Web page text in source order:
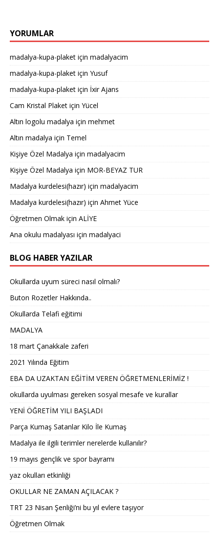
YORUMLAR
madalya-kupa-plaket için madalyacim
madalya-kupa-plaket için Yusuf
madalya-kupa-plaket için İxir Ajans
Cam Kristal Plaket için Yücel
Altın logolu madalya için mehmet
Altın madalya için Temel
Kişiye Özel Madalya için madalyacim
Kişiye Özel Madalya için MOR-BEYAZ TUR
Madalya kurdelesi(hazır) için madalyacim
Madalya kurdelesi(hazır) için Ahmet Yüce
Öğretmen Olmak için ALİYE
Ana okulu madalyası için madalyaci
BLOG HABER YAZILAR
Okullarda uyum süreci nasıl olmalı?
Buton Rozetler Hakkında..
Okullarda Telafi eğitimi
MADALYA
18 mart Çanakkale zaferi
2021 Yılında Eğitim
EBA DA UZAKTAN EĞİTİM VEREN ÖĞRETMENLERİMİZ !
okullarda uyulması gereken sosyal mesafe ve kurallar
YENİ ÖĞRETİM YILI BAŞLADI
Parça Kumaş Satanlar Kilo İle Kumaş
Madalya ile ilgili terimler nerelerde kullanılır?
19 mayıs gençlik ve spor bayramı
yaz okulları etkinliği
OKULLAR NE ZAMAN AÇILACAK ?
TRT 23 Nisan Şenliği’ni bu yıl evlere taşıyor
Öğretmen Olmak